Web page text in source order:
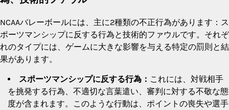
NCAAバレーボールには、主に2種類の不正行為があります：ス
ポーツマンシップに反する行為と技術的ファウルです。それぞ
れのタイプには、ゲームに大きな影響を与える特定の罰則と結
果があります。
スポーツマンシップに反する行為： これには、対戦相手
を挑発する行為、不適切な言葉遣い、審判に対する不敬な態
度が含まれます。このような行動は、ポイントの喪失や選手